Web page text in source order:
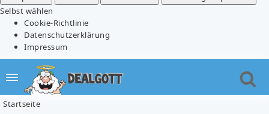
Selbst wählen
Cookie-Richtlinie
Datenschutzerklärung
Impressum
Startseite